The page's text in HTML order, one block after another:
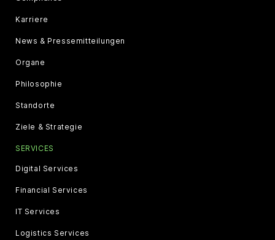
Karriere
News & Pressemitteilungen
Organe
Philosophie
Standorte
Ziele & Strategie
SERVICES
Digital Services
Financial Services
IT Services
Logistics Services